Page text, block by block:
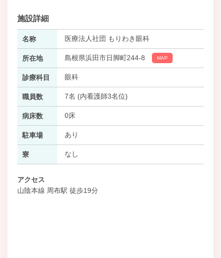
施設詳細
名称 医療法人社団 もりわき眼科
所在地 島根県浜田市日脚町244-8 MAP
診療科目 眼科
職員数 7名 (内看護師3名位)
病床数 0床
駐車場 あり
寮 なし
アクセス
山陰本線 周布駅 徒歩19分